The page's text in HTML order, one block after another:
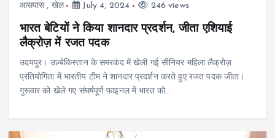
आसपास, खेल July 4, 2024 246 views
भारत बेटियों ने किया शानदार प्रदर्शन, जीता एशियाई
लैक्रोज़ में रजत पदक
उदयपुर। उज़्बेकिस्तान के समरकंद में खेली गई सीनियर महिला लैक्रोज़
प्रतियोगिता में भारतीय टीम ने शानदार प्रदर्शन करते हुए रजत पदक जीता।
गुरूवार को खेले गए संघर्षपूर्ण फाइनल में भारत को…